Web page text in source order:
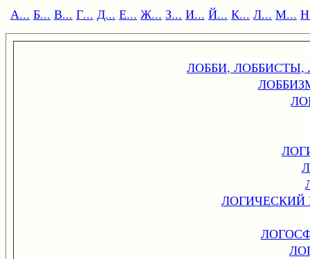
А... Б... В... Г... Д... Е... Ж... З... И... Й... К... Л... М...
ЛОББИ,